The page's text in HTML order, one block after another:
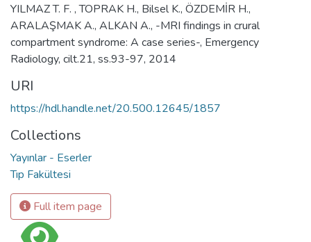
YILMAZ T. F. , TOPRAK H., Bilsel K., ÖZDEMİR H.,
ARALAŞMAK A., ALKAN A., -MRI findings in crural
compartment syndrome: A case series-, Emergency
Radiology, cilt.21, ss.93-97, 2014
URI
https://hdl.handle.net/20.500.12645/1857
Collections
Yayınlar - Eserler
Tıp Fakültesi
Full item page